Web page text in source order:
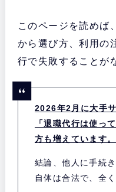
このページを読めば
から選び方、利用の
行で失敗することが
2026年2月に大手
「退職代行は使っ
方も増えています。
結論、他人に手続
自体は合法で、全